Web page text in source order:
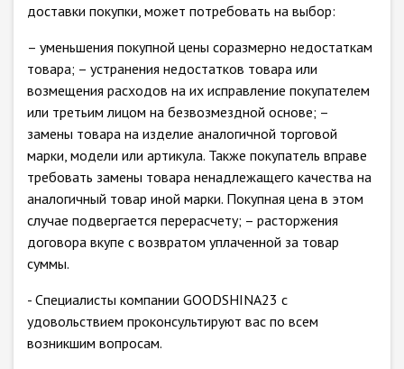
доставки покупки, может потребовать на выбор:
– уменьшения покупной цены соразмерно недостаткам
товара; – устранения недостатков товара или
возмещения расходов на их исправление покупателем
или третьим лицом на безвозмездной основе; –
замены товара на изделие аналогичной торговой
марки, модели или артикула. Также покупатель вправе
требовать замены товара ненадлежащего качества на
аналогичный товар иной марки. Покупная цена в этом
случае подвергается перерасчету; – расторжения
договора вкупе с возвратом уплаченной за товар
суммы.
- Специалисты компании GOODSHINA23 с
удовольствием проконсультируют вас по всем
возникшим вопросам.